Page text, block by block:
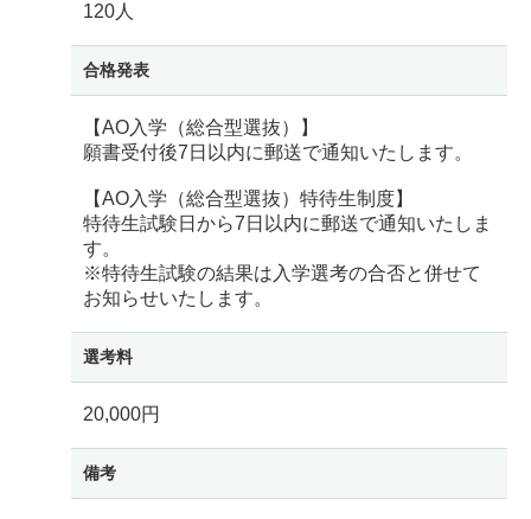
120人
合格発表
【AO入学（総合型選抜）】
願書受付後7日以内に郵送で通知いたします。
【AO入学（総合型選抜）特待生制度】
特待生試験日から7日以内に郵送で通知いたしま
す。
※特待生試験の結果は入学選考の合否と併せて
お知らせいたします。
選考料
20,000円
備考